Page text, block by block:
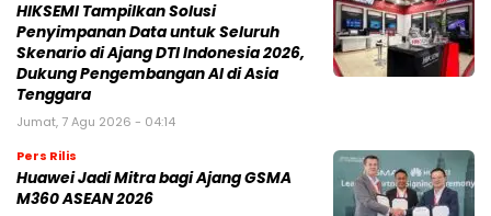
HIKSEMI Tampilkan Solusi
Penyimpanan Data untuk Seluruh
Skenario di Ajang DTI Indonesia 2026,
Dukung Pengembangan AI di Asia
Tenggara
Jumat, 7 Agu 2026 - 04:14
Pers Rilis
Huawei Jadi Mitra bagi Ajang GSMA
M360 ASEAN 2026